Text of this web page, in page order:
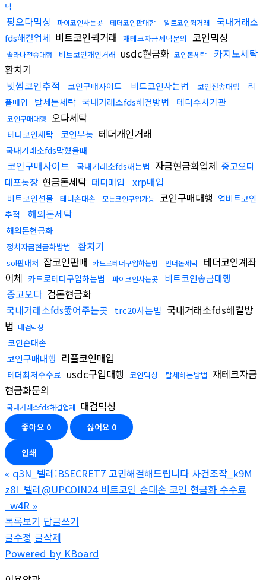
탁
핑오다믹싱 파이코인사는곳 테더코인판매함 알트코인퀵거래
국내거래소
fds해결업체 비트코인퀵거래 재테크자금세탁문의 코인믹싱
솔라나전송대행 비트코인개인거래 usdc현금화 코인돈세탁
카지노세탁
환치기
빗썸코인추적
코인구매사이트 비트코인사는법 코인전송대행
리
플매입
탈세돈세탁 국내거래소fds해결방법 테더수사기관
코인구매대행 오다세탁
테더코인세탁 코인무통 테더개인거래
국내거래소fds막혔을때
코인구매사이트 국내거래소fds깨는법 자금현금화업체 중고오다
대포통장 현금돈세탁 테더매입 xrp매입
비트코인선물 테더손대손 모든코인구입가능 코인구매대행 업비트코인
추적
해외돈세탁
해외돈현금화
정치자금현금화방법 환치기
sol판매처 잡코인판매 카드로테더구입하는법 언더돈세탁 테더코인계좌
이체 카드로테더구입하는법 파이코인사는곳 비트코인송금대행
중고오다 검돈현금화
국내거래소fds뚫어주는곳
trc20사는법 국내거래소fds해결방
법 대검믹싱
코인손대손
코인구매대행 리플코인매입
테더최저수수료 usdc구입대행 코인믹싱 탈세하는방법 재테크자금
현금화문의
국내거래소fds해결업체 대검믹싱
좋아요 0 싫어요 0
인쇄
« q3N_텔레:BSECRET7 고민해결해드립니다 사건조작_k9M
z8I_텔레@UPCOIN24 비트코인 손대손 코인 현금화 수수료
_w4R »
목록보기 답글쓰기
글수정 글삭제
Powered by KBoard